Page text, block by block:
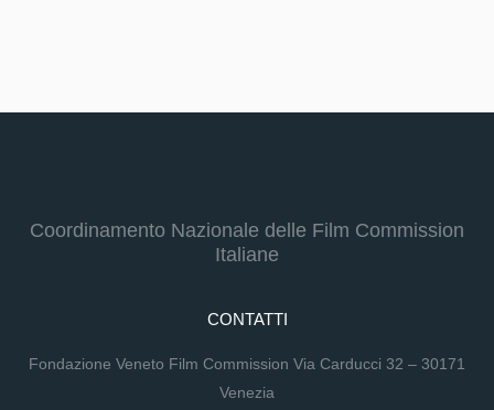
Coordinamento Nazionale delle Film Commission
Italiane
CONTATTI
Fondazione Veneto Film Commission Via Carducci 32 – 30171
Venezia